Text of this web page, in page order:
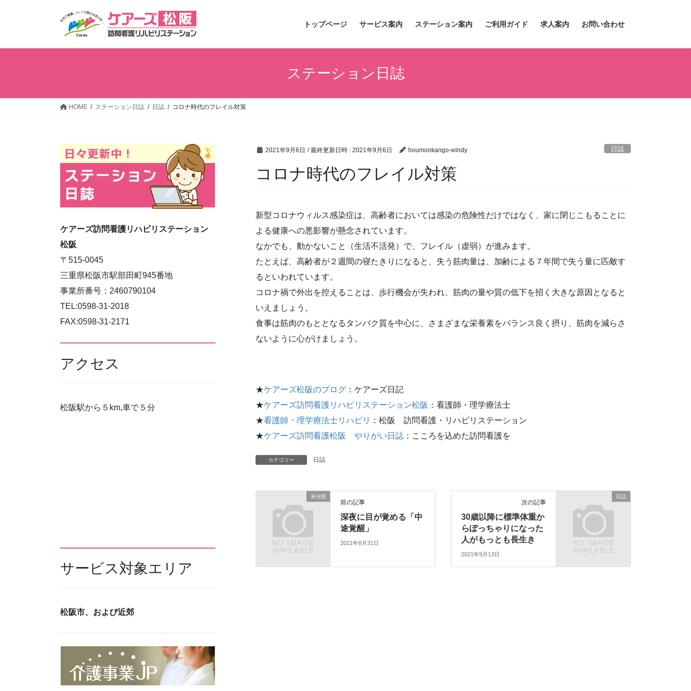
トップページ サービス案内 ステーション案内 ご利用ガイド 求人案内 お問い合わせ
ステーション日誌
HOME ステーション日誌 日誌 コロナ時代のフレイル対策
2021年9月6日 / 最終更新日時 : 2021年9月6日 houmonkango-windy 日誌
コロナ時代のフレイル対策
新型コロナウィルス感染症は、高齢者においては感染の危険性だけではなく、家に閉じこもることに
よる健康への悪影響が懸念されています。
なかでも、動かないこと（生活不活発）で、フレイル（虚弱）が進みます。
たとえば、高齢者が２週間の寝たきりになると、失う筋肉量は、加齢による７年間で失う量に匹敵す
るといわれています。
コロナ禍で外出を控えることは、歩行機会が失われ、筋肉の量や質の低下を招く大きな原因となると
いえましょう。
食事は筋肉のもととなるタンパク質を中心に、さまざまな栄養素をバランス良く摂り、筋肉を減らさ
ないように心がけましょう。
★ケアーズ松阪のブログ ：ケアーズ日記
★ケアーズ訪問看護リハビリステーション松阪 ：看護師・理学療法士
★看護師・理学療法士リハビリ
：松阪 訪問看護・リハビリステーション
★ケアーズ訪問看護松阪 やりがい日誌 ：こころを込めた訪問看護を
カテゴリー 日誌
未分類
前の記事
深夜に目が覚める「中
途覚醒」
2021年8月31日
日誌
次の記事
30歳以降に標準体重か
らぽっちゃりになった
人がもっとも長生き
2021年9月13日
ケアーズ訪問看護リハビリステーション
松阪
〒515-0045
三重県松阪市駅部田町945番地
事業所番号：2460790104
TEL:0598-31-2018
FAX:0598-31-2171
アクセス
松阪駅から５km,車で５分
サービス対象エリア
松阪市、および近郊